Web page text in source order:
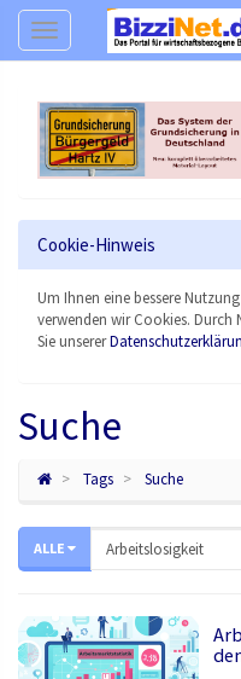
Navigation
Cookie-Hinweis
Um Ihnen eine bessere
verwenden wir Cookies. Durch
Sie unserer
Suche
Tags Suche
ALLE